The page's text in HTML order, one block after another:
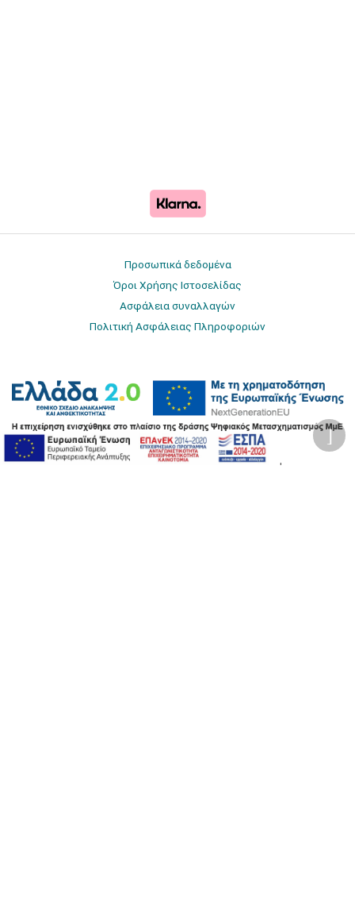
Προσωπικά δεδομένα
Όροι Χρήσης Ιστοσελίδας
Ασφάλεια συναλλαγών
Πολιτική Ασφάλειας Πληροφοριών
2026 © Δίγκας Γ. Ιατρικά. All rights reserved.